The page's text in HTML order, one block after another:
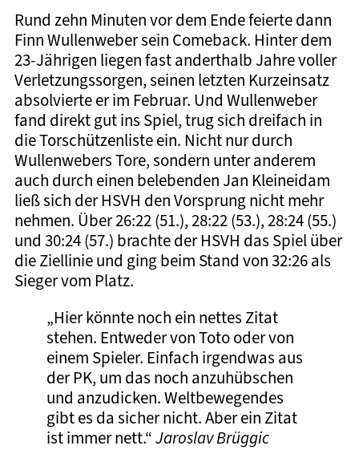
Rund zehn Minuten vor dem Ende feierte dann
Finn Wullenweber sein Comeback. Hinter dem
23-Jährigen liegen fast anderthalb Jahre voller
Verletzungssorgen, seinen letzten Kurzeinsatz
absolvierte er im Februar. Und Wullenweber
fand direkt gut ins Spiel, trug sich dreifach in
die Torschützenliste ein. Nicht nur durch
Wullenwebers Tore, sondern unter anderem
auch durch einen belebenden Jan Kleineidam
ließ sich der HSVH den Vorsprung nicht mehr
nehmen. Über 26:22 (51.), 28:22 (53.), 28:24 (55.)
und 30:24 (57.) brachte der HSVH das Spiel über
die Ziellinie und ging beim Stand von 32:26 als
Sieger vom Platz.
„Hier könnte noch ein nettes Zitat
stehen. Entweder von Toto oder von
einem Spieler. Einfach irgendwas aus
der PK, um das noch anzuhübschen
und anzudicken. Weltbewegendes
gibt es da sicher nicht. Aber ein Zitat
ist immer nett.“Jaroslav Brüggic